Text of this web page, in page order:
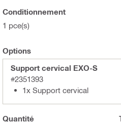
Conditionnement
1 pce(s)
Options
Support cervical EXO-S
#2351393
1x Support cervical
Quantité